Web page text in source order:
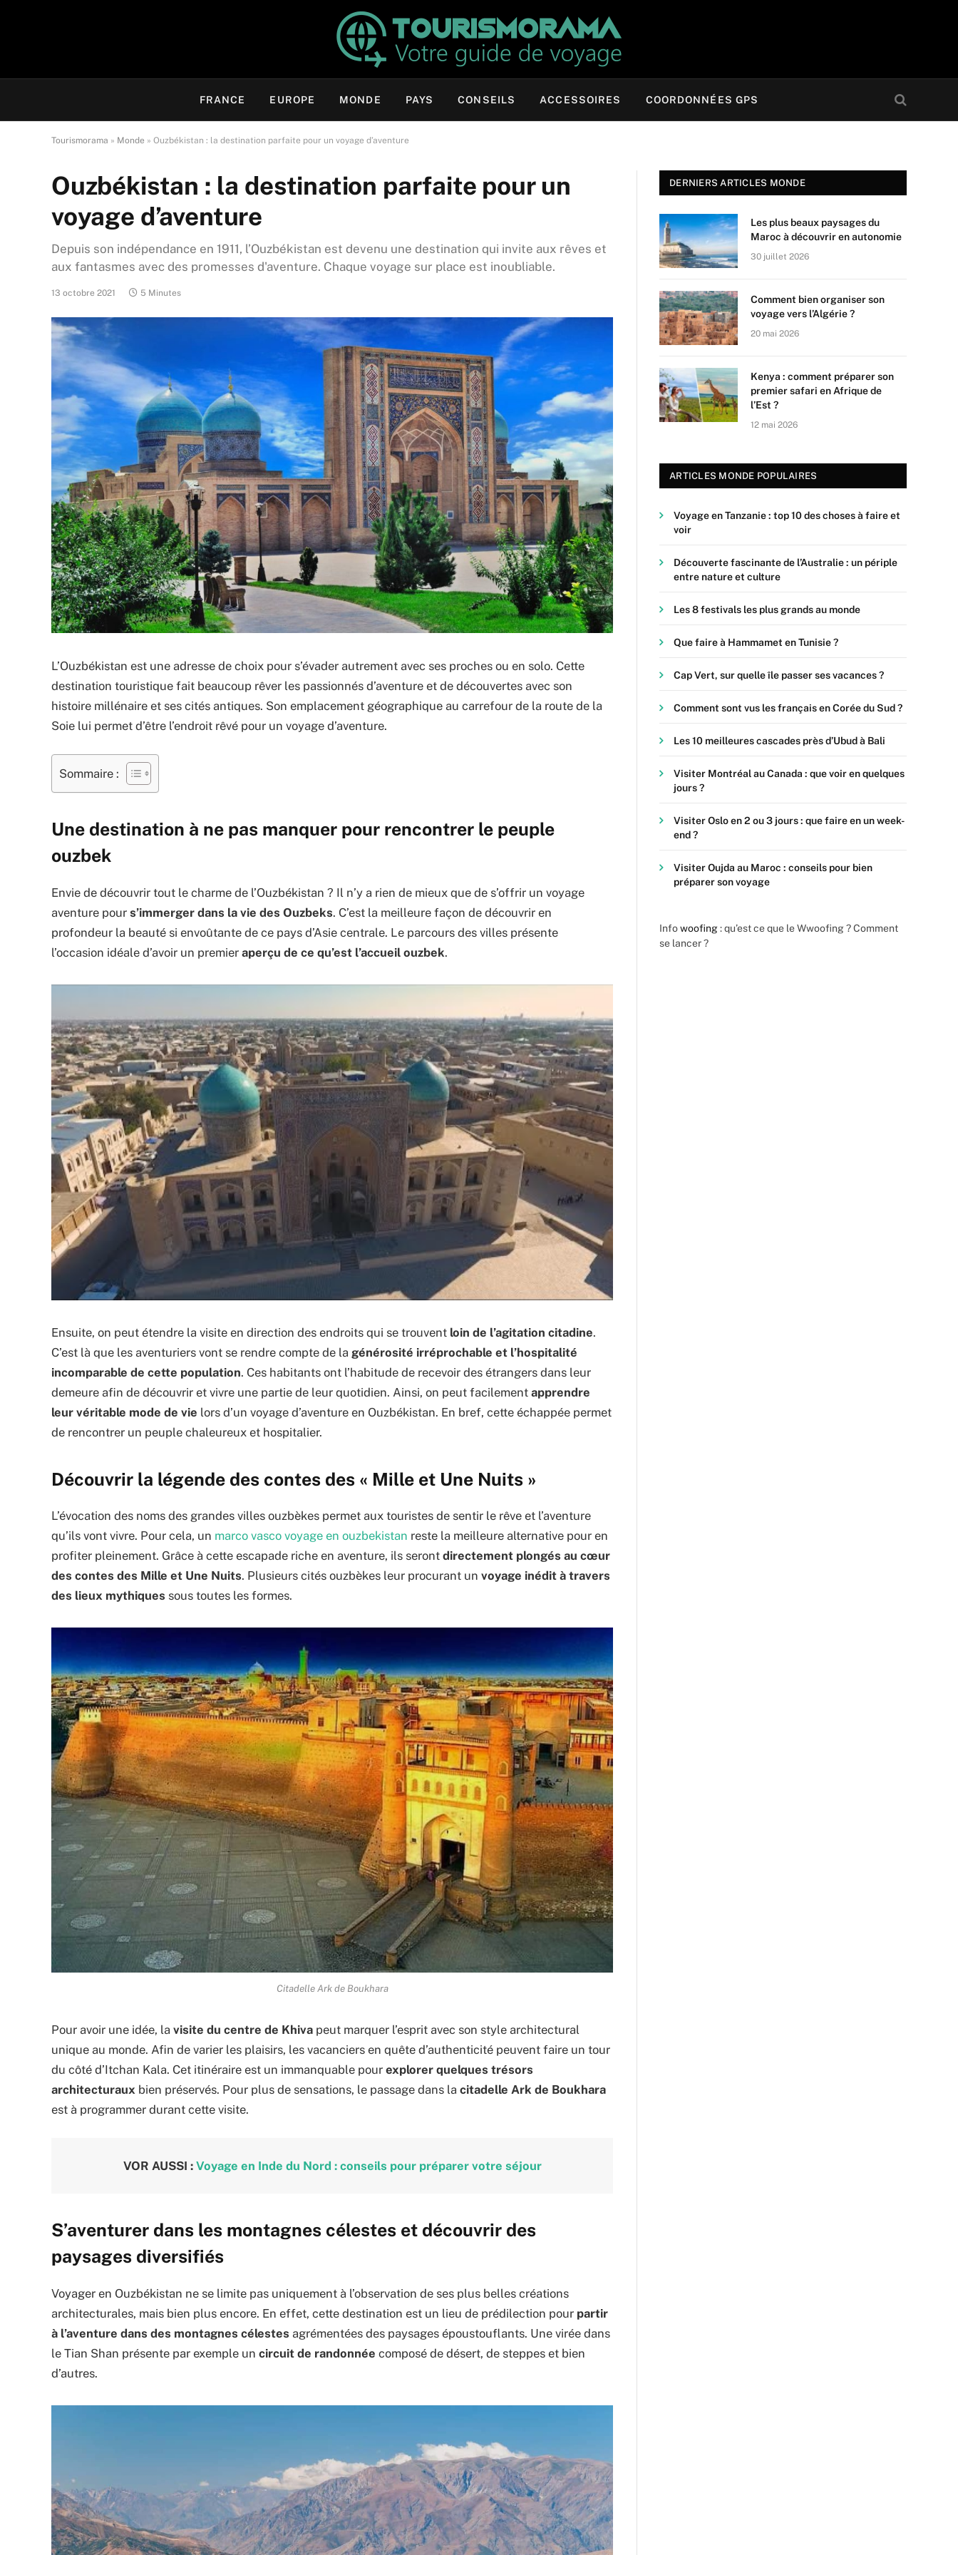
FRANCE EUROPE MONDE PAYS CONSEILS ACCESSOIRES COORDONNÉES GPS
Tourismorama » Monde » Ouzbékistan : la destination parfaite pour un voyage d’aventure
Ouzbékistan : la destination parfaite pour un
voyage d’aventure
Depuis son indépendance en 1911, l’Ouzbékistan est devenu une destination qui invite aux rêves et
aux fantasmes avec des promesses d'aventure. Chaque voyage sur place est inoubliable.
13 octobre 2021 5 Minutes
L’Ouzbékistan est une adresse de choix pour s’évader autrement avec ses proches ou en solo. Cette
destination touristique fait beaucoup rêver les passionnés d’aventure et de découvertes avec son
histoire millénaire et ses cités antiques. Son emplacement géographique au carrefour de la route de la
Soie lui permet d’être l’endroit rêvé pour un voyage d’aventure.
Sommaire :
Une destination à ne pas manquer pour rencontrer le peuple
ouzbek
Envie de découvrir tout le charme de l’Ouzbékistan ? Il n’y a rien de mieux que de s’offrir un voyage
aventure pour s’immerger dans la vie des Ouzbeks. C’est la meilleure façon de découvrir en
profondeur la beauté si envoûtante de ce pays d’Asie centrale. Le parcours des villes présente
l’occasion idéale d’avoir un premier aperçu de ce qu’est l’accueil ouzbek.
Ensuite, on peut étendre la visite en direction des endroits qui se trouvent loin de l’agitation citadine.
C’est là que les aventuriers vont se rendre compte de la générosité irréprochable et l’hospitalité
incomparable de cette population. Ces habitants ont l’habitude de recevoir des étrangers dans leur
demeure afin de découvrir et vivre une partie de leur quotidien. Ainsi, on peut facilement apprendre
leur véritable mode de vie lors d’un voyage d’aventure en Ouzbékistan. En bref, cette échappée permet
de rencontrer un peuple chaleureux et hospitalier.
Découvrir la légende des contes des « Mille et Une Nuits »
L’évocation des noms des grandes villes ouzbèkes permet aux touristes de sentir le rêve et l’aventure
qu’ils vont vivre. Pour cela, un marco vasco voyage en ouzbekistan reste la meilleure alternative pour en
profiter pleinement. Grâce à cette escapade riche en aventure, ils seront directement plongés au cœur
des contes des Mille et Une Nuits. Plusieurs cités ouzbèkes leur procurant un voyage inédit à travers
des lieux mythiques sous toutes les formes.
Citadelle Ark de Boukhara
Pour avoir une idée, la visite du centre de Khiva peut marquer l’esprit avec son style architectural
unique au monde. Afin de varier les plaisirs, les vacanciers en quête d’authenticité peuvent faire un tour
du côté d’Itchan Kala. Cet itinéraire est un immanquable pour explorer quelques trésors
architecturaux bien préservés. Pour plus de sensations, le passage dans la citadelle Ark de Boukhara
est à programmer durant cette visite.
VOR AUSSI : Voyage en Inde du Nord : conseils pour préparer votre séjour
S’aventurer dans les montagnes célestes et découvrir des
paysages diversifiés
Voyager en Ouzbékistan ne se limite pas uniquement à l’observation de ses plus belles créations
architecturales, mais bien plus encore. En effet, cette destination est un lieu de prédilection pour partir
à l’aventure dans des montagnes célestes agrémentées des paysages époustouflants. Une virée dans
le Tian Shan présente par exemple un circuit de randonnée composé de désert, de steppes et bien
d’autres.
DERNIERS ARTICLES MONDE
Les plus beaux paysages du
Maroc à découvrir en autonomie
30 juillet 2026
Comment bien organiser son
voyage vers l’Algérie ?
20 mai 2026
Kenya : comment préparer son
premier safari en Afrique de
l’Est ?
12 mai 2026
ARTICLES MONDE POPULAIRES
Voyage en Tanzanie : top 10 des choses à faire et
voir
Découverte fascinante de l’Australie : un périple
entre nature et culture
Les 8 festivals les plus grands au monde
Que faire à Hammamet en Tunisie ?
Cap Vert, sur quelle île passer ses vacances ?
Comment sont vus les français en Corée du Sud ?
Les 10 meilleures cascades près d’Ubud à Bali
Visiter Montréal au Canada : que voir en quelques
jours ?
Visiter Oslo en 2 ou 3 jours : que faire en un week-
end ?
Visiter Oujda au Maroc : conseils pour bien
préparer son voyage
Infowoofing: qu’est ce que le Wwoofing ? Comment
se lancer ?